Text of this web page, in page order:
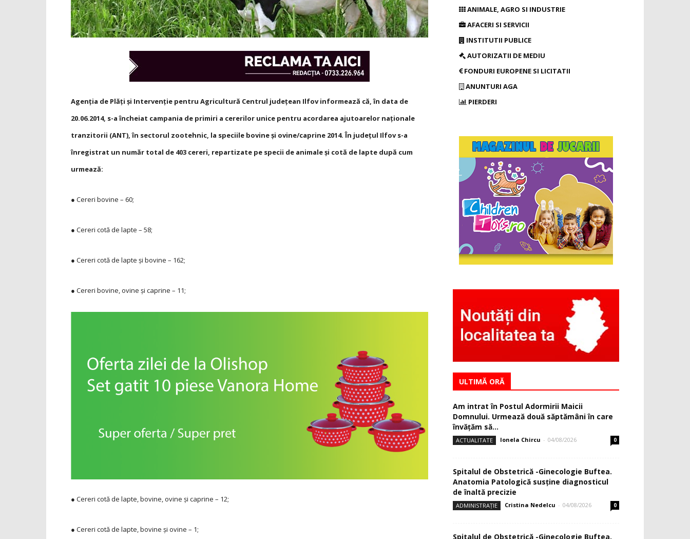
Agenţia de Plăţi şi Intervenţie pentru Agricultură Centrul judeţean Ilfov informează că, în data de
20.06.2014, s-a încheiat campania de primiri a cererilor unice pentru acordarea ajutoarelor naţionale
tranzitorii (ANT), în sectorul zootehnic, la speciile bovine şi ovine/caprine 2014. În județul Ilfov s-a
înregistrat un număr total de 403 cereri, repartizate pe specii de animale şi cotă de lapte după cum
urmează:
● Cereri bovine – 60;
● Cereri cotă de lapte – 58;
● Cereri cotă de lapte şi bovine – 162;
● Cereri bovine, ovine şi caprine – 11;
● Cereri cotă de lapte, bovine, ovine şi caprine – 12;
● Cereri cotă de lapte, bovine şi ovine – 1;
ANIMALE, AGRO SI INDUSTRIE
AFACERI SI SERVICII
INSTITUTII PUBLICE
AUTORIZATII DE MEDIU
FONDURI EUROPENE SI LICITATII
ANUNTURI AGA
PIERDERI
ULTIMĂ ORĂ
Am intrat în Postul Adormirii Maicii
Domnului. Urmează două săptămâni în care
învăţăm să...
ACTUALITATE Ionela Chircu - 04/08/2026 0
Spitalul de Obstetrică -Ginecologie Buftea.
Anatomia Patologică susţine diagnosticul
de înaltă precizie
ADMINISTRAȚIE Cristina Nedelcu - 04/08/2026 0
Spitalul de Obstetrică -Ginecologie Buftea.